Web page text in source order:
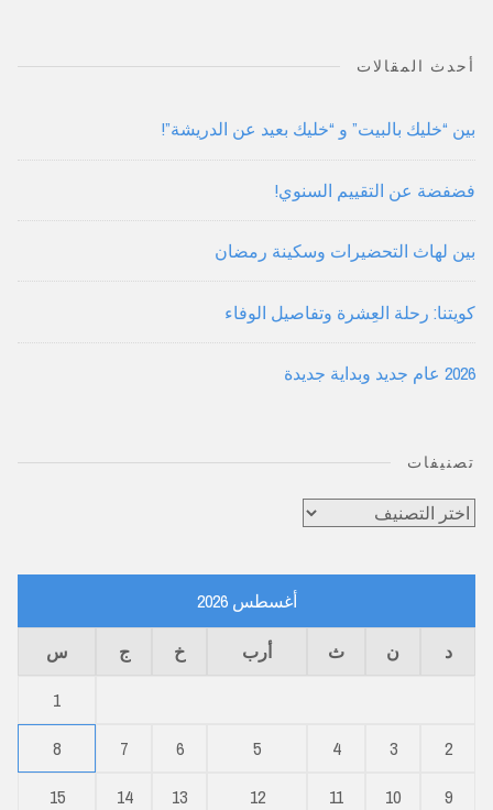
أحدث المقالات
بين “خليك بالبيت” و “خليك بعيد عن الدريشة”!
فضفضة عن التقييم السنوي!
بين لهاث التحضيرات وسكينة رمضان
كويتنا: رحلة العِشرة وتفاصيل الوفاء
2026 عام جديد وبداية جديدة
تصنيفات
تصنيفات
أغسطس 2026
د ن ث أرب خ ج
س
1
2
3
4
5
6
7
8
9
10
11
12
13
14
15